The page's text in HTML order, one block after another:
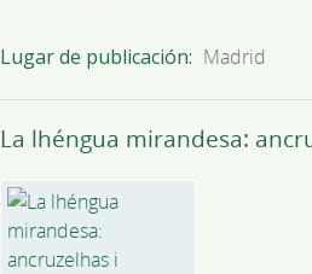
Lugar de publicación
Madrid
La lhéngua mirandesa: